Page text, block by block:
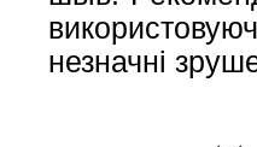
незначні